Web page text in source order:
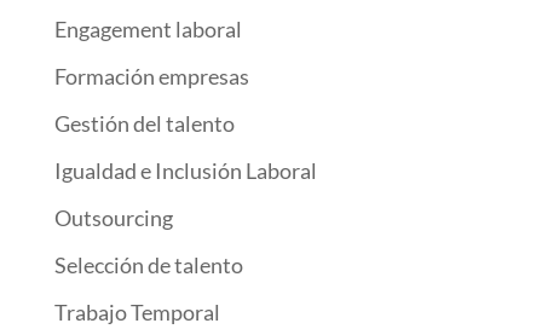
Engagement laboral
Formación empresas
Gestión del talento
Igualdad e Inclusión Laboral
Outsourcing
Selección de talento
Trabajo Temporal